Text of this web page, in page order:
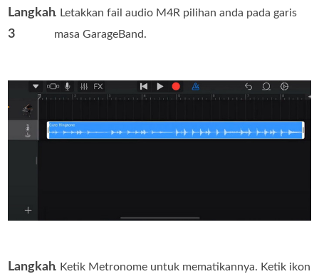
Langkah
3
. Letakkan fail audio M4R pilihan anda pada garis
masa GarageBand.
Langkah. Ketik Metronome untuk mematikannya. Ketik ikon